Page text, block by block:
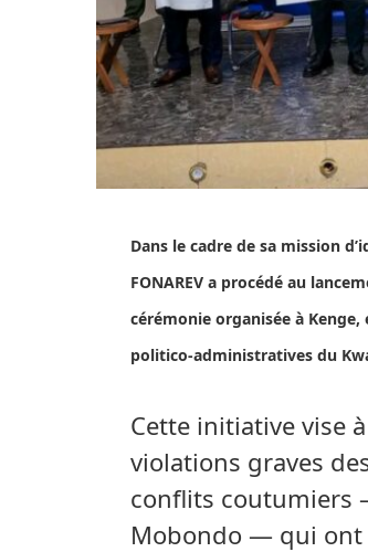
Dans le cadre de sa mission
FONAREV a procédé au
cérémonie organisée à
politico-administratives du
Cette initiative vise
violations graves
conflits coutumiers
Mobondo — qui ont